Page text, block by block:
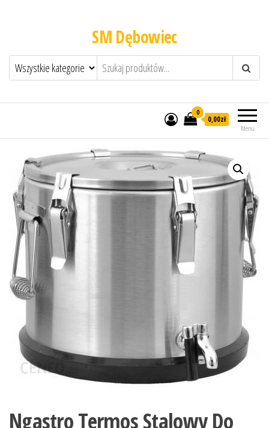
SM Dębowiec
Menu
0
0,00zł
Ngastro Termos Stalowy Do